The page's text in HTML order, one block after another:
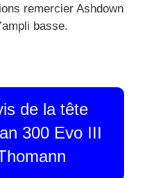
remercier Ashdown
basse.
de la tête
300 Evo III